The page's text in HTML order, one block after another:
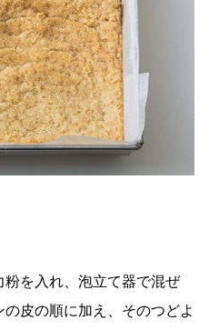
を入れ、泡立て器で混ぜ
皮の順に加え、そのつどよ